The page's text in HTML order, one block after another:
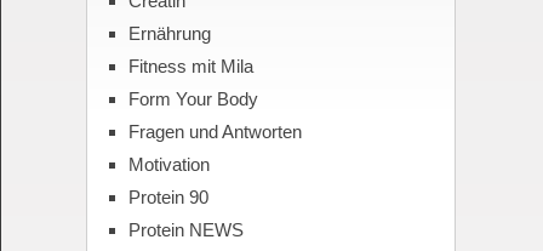
Ernährung
Fitness mit Mila
Form Your Body
Fragen und Antworten
Motivation
Protein 90
Protein NEWS